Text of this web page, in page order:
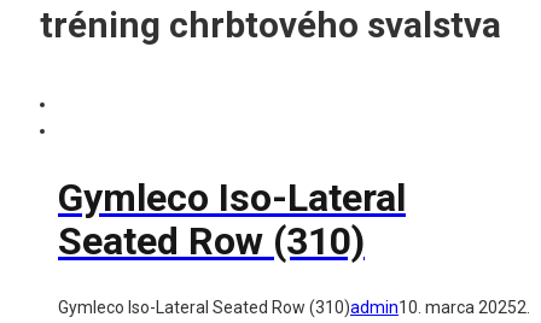
tréning chrbtového svalstva
Gymleco Iso-Lateral
Seated Row (310)
Gymleco Iso-Lateral Seated Row (310)admin10. marca 20252.